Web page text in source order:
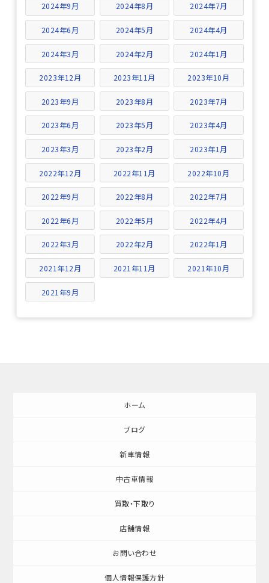
2024年9月 2024年8月 2024年7月
2024年6月 2024年5月 2024年4月
2024年3月 2024年2月 2024年1月
2023年12月 2023年11月 2023年10月
2023年9月 2023年8月 2023年7月
2023年6月 2023年5月 2023年4月
2023年3月 2023年2月 2023年1月
2022年12月 2022年11月 2022年10月
2022年9月 2022年8月 2022年7月
2022年6月 2022年5月 2022年4月
2022年3月 2022年2月 2022年1月
2021年12月 2021年11月 2021年10月
2021年9月
ホーム
ブログ
新車情報
中古車情報
買取・下取り
店舗情報
お問い合わせ
個人情報保護方針